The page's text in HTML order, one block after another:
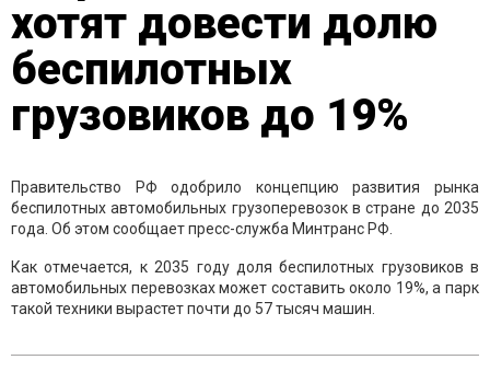
хотят довести долю
беспилотных
грузовиков до 19%
Правительство РФ одобрило концепцию развития рынка
беспилотных автомобильных грузоперевозок в стране до 2035
года. Об этом сообщает пресс-служба Минтранс РФ.
Как отмечается, к 2035 году доля беспилотных грузовиков в
автомобильных перевозках может составить около 19%, а парк
такой техники вырастет почти до 57 тысяч машин.